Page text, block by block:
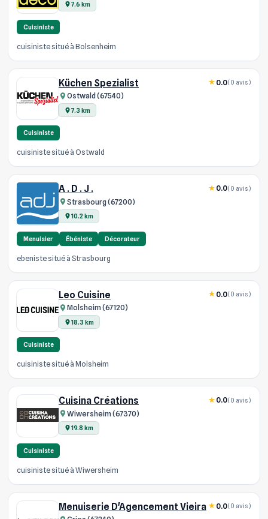
7.6 km
Cuisiniste
cuisiniste situé à Bolsenheim
Küchen Spezialist
Ostwald (67540)
7.3 km
0.0(0 avis)
Cuisiniste
cuisiniste situé à Ostwald
A . D . J .
Strasbourg (67200)
10.2 km
0.0(0 avis)
Menuisier Ébéniste Décorateur
ebeniste situé à Strasbourg
Leo Cuisine
Molsheim (67120)
18.3 km
0.0(0 avis)
Cuisiniste
cuisiniste situé à Molsheim
Cuisina Créations
Wiwersheim (67370)
19.8 km
0.0(0 avis)
Cuisiniste
cuisiniste situé à Wiwersheim
Menuiserie D'Agencement Vieira 0.0(0 avis)